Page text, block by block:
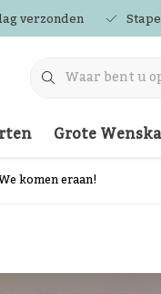
verzonden
Grote
komen eraan!